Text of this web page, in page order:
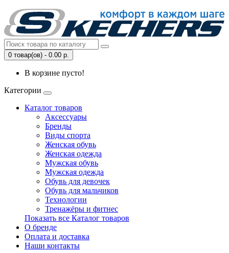
0 товар(ов) - 0.00 р.
В корзине пусто!
Категории
Каталог товаров
Аксессуары
Бренды
Виды спорта
Женская обувь
Женская одежда
Мужская обувь
Мужская одежда
Обувь для девочек
Обувь для мальчиков
Технологии
Тренажёры и фитнес
Показать все Каталог товаров
О бренде
Оплата и доставка
Наши контакты